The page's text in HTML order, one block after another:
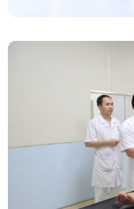
Chính Thức
Mới Spect/CT
Ung Thư Tại